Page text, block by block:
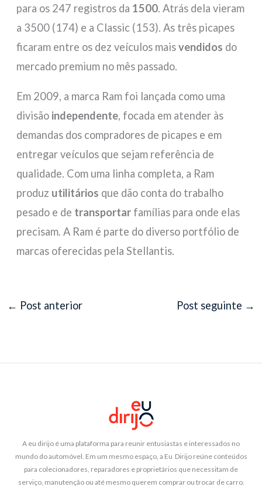
para os 247 registros da 1500. Atrás dela vieram
a 3500 (174) e a Classic (153). As três picapes
ficaram entre os dez veículos maisvendidos do
mercado premium no mês passado.
Em 2009, a marca Ram foi lançada como uma
divisão independente, focada em atender às
demandas dos compradores de picapes e em
entregar veículos que sejam referência de
qualidade. Com uma linha completa, a Ram
produz utilitários que dão conta do trabalho
pesado e de transportar famílias para onde elas
precisam. A Ram é parte do diverso portfólio de
marcas oferecidas pela Stellantis.
← Post anterior Post seguinte →
A eu dirijo é uma plataforma para reunir entusiastas e interessados no
mundo do automóvel. Em um mesmo espaço, a Eu Dirijo reúne conteúdos
para colecionadores, reparadores e proprietários que necessitam de
serviço, manutenção ou até mesmo querem comprar ou trocar de carro.